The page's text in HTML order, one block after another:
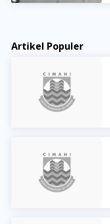
Artikel Populer